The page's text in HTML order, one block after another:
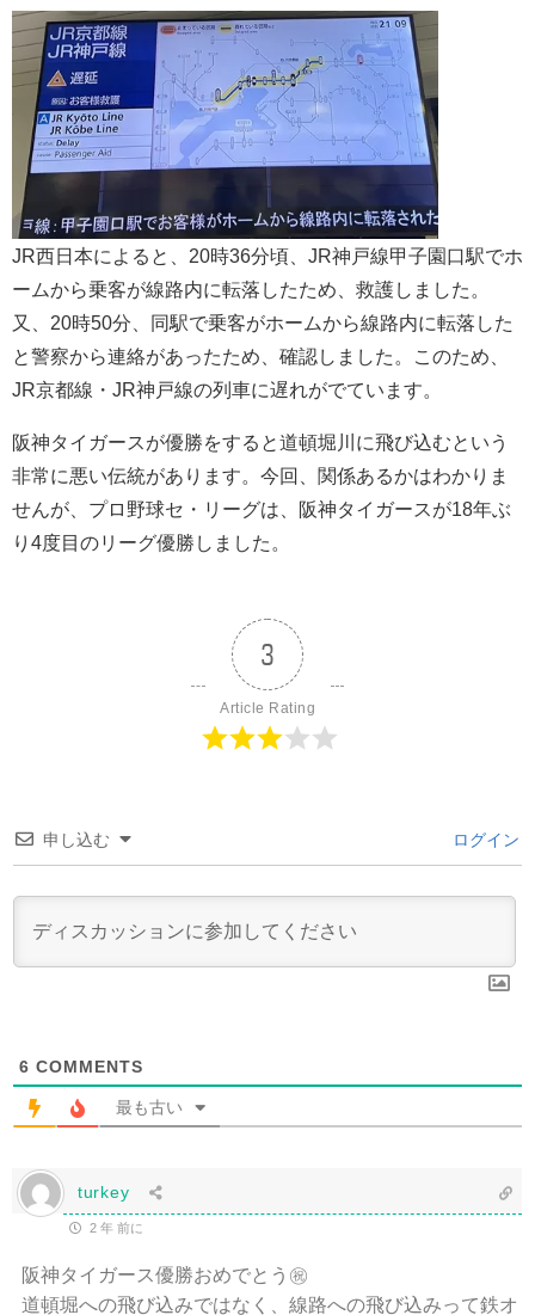
JR西日本によると、20時36分頃、JR神戸線甲子園口駅でホ
ームから乗客が線路内に転落したため、救護しました。
又、20時50分、同駅で乗客がホームから線路内に転落した
と警察から連絡があったため、確認しました。このため、
JR京都線・JR神戸線の列車に遅れがでています。
阪神タイガースが優勝をすると道頓堀川に飛び込むという
非常に悪い伝統があります。今回、関係あるかはわかりま
せんが、プロ野球セ・リーグは、阪神タイガースが18年ぶ
り4度目のリーグ優勝しました。
3
Article Rating
申し込む ログイン
6 COMMENTS
最も古い
turkey
2 年 前に
阪神タイガース優勝おめでとう㊗️
道頓堀への飛び込みではなく、線路への飛び込みって鉄オ